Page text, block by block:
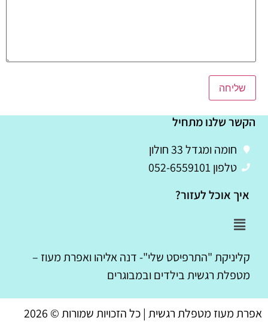
הקשר שלנו מתחיל
חומה ומגדל 33 חולון
טלפון 052-6559101
איך אוכל לעזור?
קליניקת "התרפיסט שלי"- דנה אליהו ואפרת מעוז –
מטפלת רגשית בילדים ובמבוגרים
אפרת מעוז מטפלת רגשית | כל הזכויות שמורות © 2026